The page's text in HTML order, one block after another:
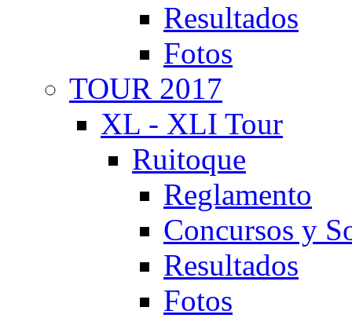
Resultados
Fotos
TOUR 2017
XL - XLI Tour
Ruitoque
Reglamento
Concursos y
Resultados
Fotos